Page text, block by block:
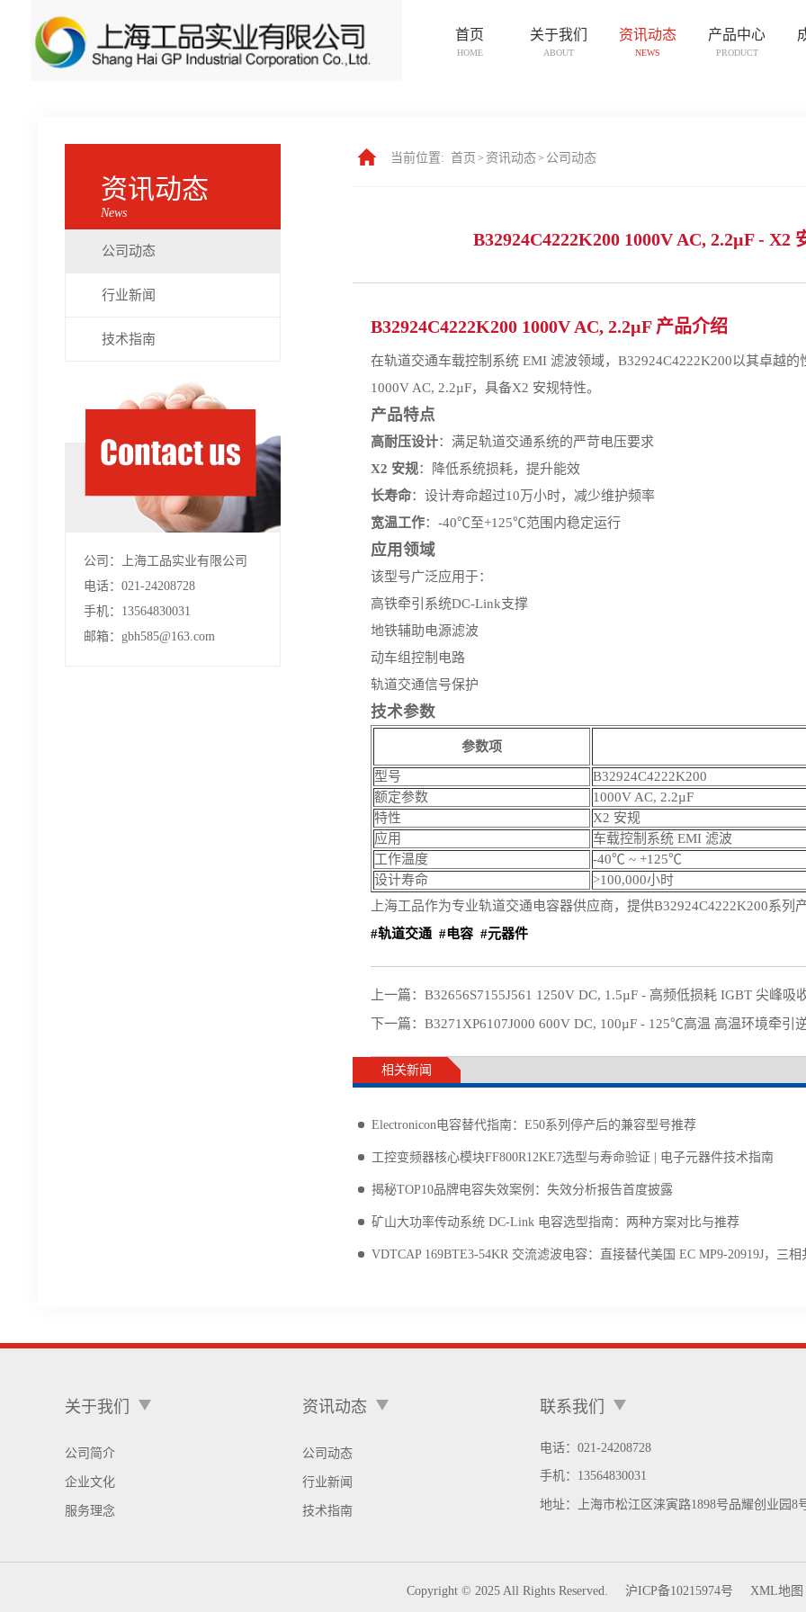
首页
HOME
关于我们
ABOUT
资讯动态
NEWS
产品中心
PRODUCT
资讯动态
News
公司动态
行业新闻
技术指南
公司：上海工品实业有限公司
电话：021-24208728
手机：13564830031
邮箱：gbh585@163.com
当前位置: 首页 > 资讯动态> 公司动态
B32924C4222K200 1000V AC, 2.2µF -
B32924C4222K200 1000V AC, 2.2µF 产品介绍
在轨道交通车载控制系统 EMI 滤波领域，B32924C4222K200以其卓越
1000V AC, 2.2µF，具备X2 安规特性。
产品特点
高耐压设计：满足轨道交通系统的严苛电压要求
X2 安规：降低系统损耗，提升能效
长寿命：设计寿命超过10万小时，减少维护频率
宽温工作：-40℃至+125℃范围内稳定运行
应用领域
该型号广泛应用于：
高铁牵引系统DC-Link支撑
地铁辅助电源滤波
动车组控制电路
轨道交通信号保护
技术参数
参数项
型号
B32924C4222K200
额定参数
1000V AC, 2.2µF
特性
X2 安规
应用
车载控制系统 EMI 滤波
工作温度
-40℃ ~ +125℃
设计寿命
>100,000小时
上海工品作为专业轨道交通电容器供应商，提供B32924C4222K200系列
#轨道交通 #电容 #元器件
上一篇： B32656S7155J561 1250V DC, 1.5µF - 高频低损耗 IGBT 尖峰吸
下一篇： B3271XP6107J000 600V DC, 100µF - 125℃高温 高温环境牵引
相关新闻
Electronicon电容替代指南：E50系列停产后的兼容型号推荐
工控变频器核心模块FF800R12KE7选型与寿命验证 | 电子元器件技术指南
揭秘TOP10品牌电容失效案例：失效分析报告首度披露
矿山大功率传动系统 DC-Link 电容选型指南：两种方案对比与推荐
VDTCAP 169BTE3-54KR 交流滤波电容：直接替代美国 EC MP9-20919J，三相
关于我们
公司简介
企业文化
服务理念
资讯动态
公司动态
行业新闻
技术指南
联系我们
电话：021-24208728
手机： 13564830031
地址： 上海市松江区涞寅路1898号品耀创业园8
Copyright © 2025 All Rights Reserved. 沪ICP备10215974号 XML地图